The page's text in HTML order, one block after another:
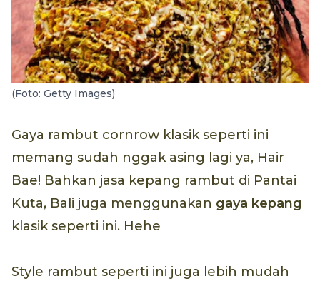
(Foto: Getty Images)
Gaya rambut cornrow klasik seperti ini
memang sudah nggak asing lagi ya, Hair
Bae! Bahkan jasa kepang rambut di Pantai
Kuta, Bali juga menggunakan gaya kepang
klasik seperti ini. Hehe
Style rambut seperti ini juga lebih mudah